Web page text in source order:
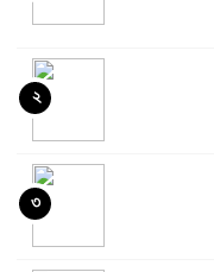
২
৩